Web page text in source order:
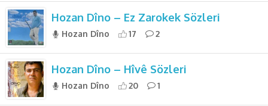
Hozan Dîno – Ez Zarokek Sözleri
Hozan Dîno 17 2
Hozan Dîno – Hîvê Sözleri
Hozan Dîno 20 1